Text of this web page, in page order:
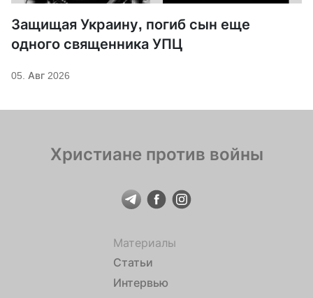
Защищая Украину, погиб сын еще
одного священника УПЦ
05. Авг 2026
Христиане против войны
Материалы
Статьи
Интервью